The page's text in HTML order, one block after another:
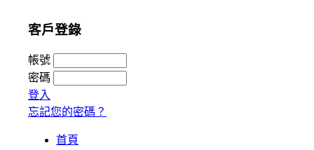
客戶登錄
帳號
密碼
登入
忘記您的密碼？
首頁